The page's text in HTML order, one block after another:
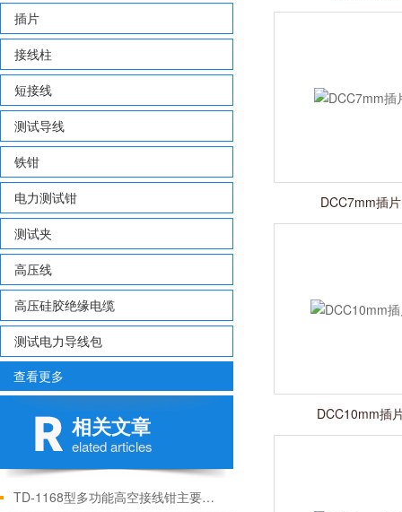
插片
接线柱
短接线
测试导线
铁钳
电力测试钳
测试夹
高压线
高压硅胶绝缘电缆
测试电力导线包
查看更多
相关文章
elated articles
TD-1168型多功能高空接线钳主要特点
DCC7mm插
DCC10mm插